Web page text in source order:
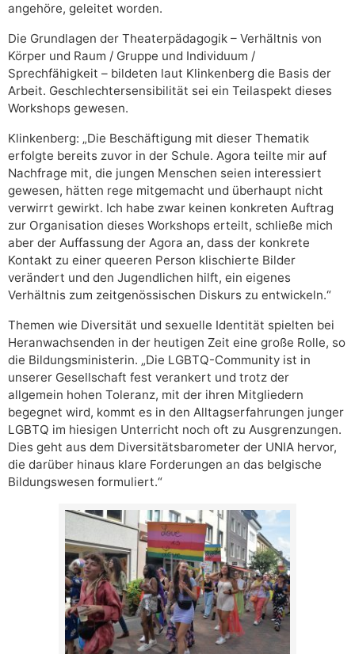
angehöre, geleitet worden.
Die Grundlagen der Theaterpädagogik – Verhältnis von
Körper und Raum / Gruppe und Individuum /
Sprechfähigkeit – bildeten laut Klinkenberg die Basis der
Arbeit. Geschlechtersensibilität sei ein Teilaspekt dieses
Workshops gewesen.
Klinkenberg: „Die Beschäftigung mit dieser Thematik
erfolgte bereits zuvor in der Schule. Agora teilte mir auf
Nachfrage mit, die jungen Menschen seien interessiert
gewesen, hätten rege mitgemacht und überhaupt nicht
verwirrt gewirkt. Ich habe zwar keinen konkreten Auftrag
zur Organisation dieses Workshops erteilt, schließe mich
aber der Auffassung der Agora an, dass der konkrete
Kontakt zu einer queeren Person klischierte Bilder
verändert und den Jugendlichen hilft, ein eigenes
Verhältnis zum zeitgenössischen Diskurs zu entwickeln.“
Themen wie Diversität und sexuelle Identität spielten bei
Heranwachsenden in der heutigen Zeit eine große Rolle, so
die Bildungsministerin. „Die LGBTQ-Community ist in
unserer Gesellschaft fest verankert und trotz der
allgemein hohen Toleranz, mit der ihren Mitgliedern
begegnet wird, kommt es in den Alltagserfahrungen junger
LGBTQ im hiesigen Unterricht noch oft zu Ausgrenzungen.
Dies geht aus dem Diversitätsbarometer der UNIA hervor,
die darüber hinaus klare Forderungen an das belgische
Bildungswesen formuliert.“